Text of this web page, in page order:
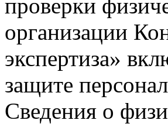
проверки
организации
экспертиза»
защите
Сведения о